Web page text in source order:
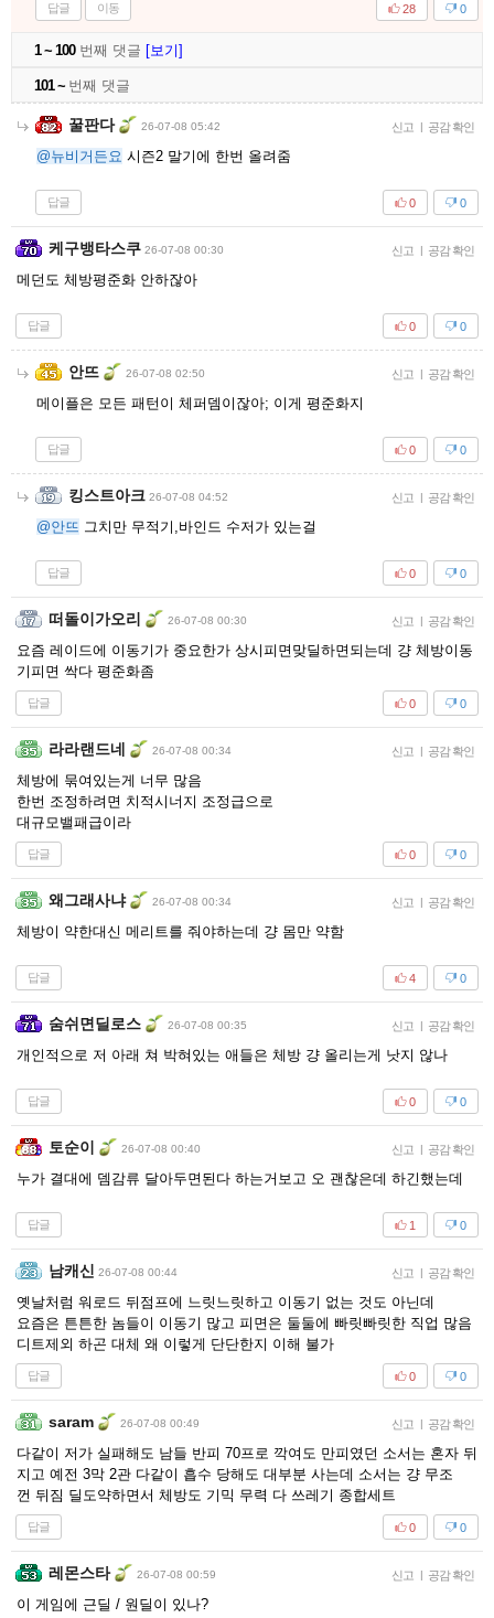
답글 이동 0
28
1 ~ 100번째 댓글 [보기]
101 ~ 번째 댓글
꿀판다 26-07-08 05:42 신고 | 공감 확인
@뉴비거든요 시즌2 말기에 한번 올려줌
답글 0
0
케구뱅타스쿠 26-07-08 00:30 신고 | 공감 확인
메던도 체방평준화 안하잖아
답글 0
0
안뜨 26-07-08 02:50 신고 | 공감 확인
메이플은 모든 패턴이 체퍼뎀이잖아; 이게 평준화지
답글 0
0
킹스트아크 26-07-08 04:52 신고 | 공감 확인
@안뜨 그치만 무적기,바인드 수저가 있는걸
답글 0
0
떠돌이가오리 26-07-08 00:30 신고 | 공감 확인
요즘 레이드에 이동기가 중요한가 상시피면맞딜하면되는데 걍 체방이동
기피면 싹다 평준화좀
답글 0
0
라라랜드네 26-07-08 00:34 신고 | 공감 확인
체방에 묶여있는게 너무 많음
한번 조정하려면 치적시너지 조정급으로
대규모밸패급이라
답글 0
0
왜그래사냐 26-07-08 00:34 신고 | 공감 확인
체방이 약한대신 메리트를 줘야하는데 걍 몸만 약함
답글 0
4
숨쉬면딜로스 26-07-08 00:35 신고 | 공감 확인
개인적으로 저 아래 쳐 박혀있는 애들은 체방 걍 올리는게 낫지 않나
답글 0
0
토순이 26-07-08 00:40 신고 | 공감 확인
누가 결대에 뎀감류 달아두면된다 하는거보고 오 괜찮은데 하긴했는데
답글 0
1
남캐신 26-07-08 00:44 신고 | 공감 확인
옛날처럼 워로드 뒤점프에 느릿느릿하고 이동기 없는 것도 아닌데
요즘은 튼튼한 놈들이 이동기 많고 피면은 둘둘에 빠릿빠릿한 직업 많음
디트제외 하곤 대체 왜 이렇게 단단한지 이해 불가
답글 0
0
saram 26-07-08 00:49 신고 | 공감 확인
다같이 저가 실패해도 남들 반피 70프로 깍여도 만피였던 소서는 혼자 뒤
지고 예전 3막 2관 다같이 흡수 당해도 대부분 사는데 소서는 걍 무조
껀 뒤짐 딜도약하면서 체방도 기믹 무력 다 쓰레기 종합세트
답글 0
0
레몬스타 26-07-08 00:59 신고 | 공감 확인
이 게임에 근딜 / 원딜이 있나?